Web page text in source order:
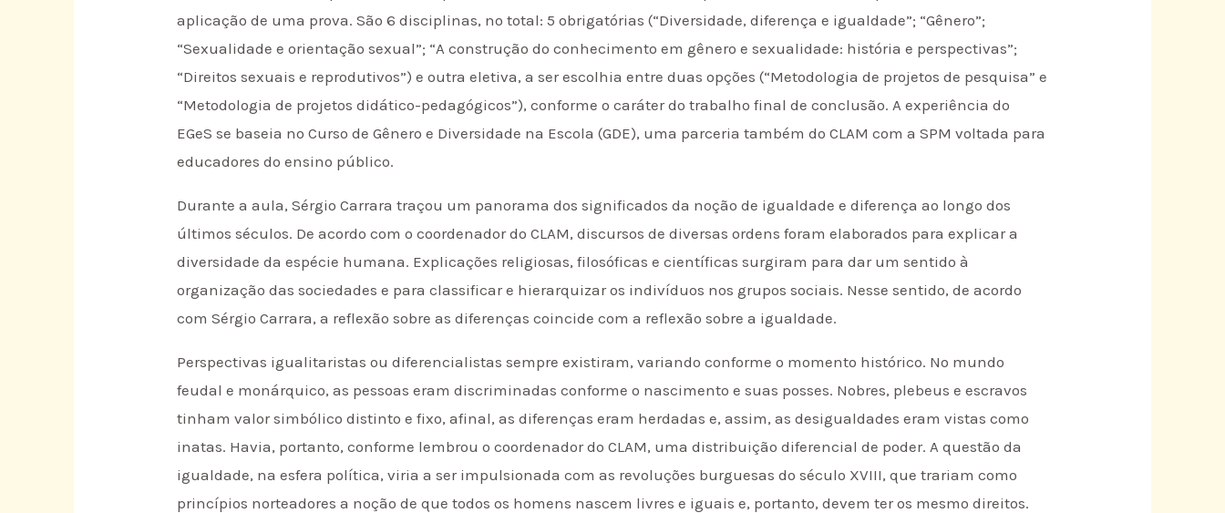
aplicação de uma prova. São 6 disciplinas, no total: 5 obrigatórias (“Diversidade, diferença e igualdade”; “Gênero”;
“Sexualidade e orientação sexual”; “A construção do conhecimento em gênero e sexualidade: história e perspectivas”;
“Direitos sexuais e reprodutivos”) e outra eletiva, a ser escolhia entre duas opções (“Metodologia de projetos de pesquisa” e
“Metodologia de projetos didático-pedagógicos”), conforme o caráter do trabalho final de conclusão. A experiência do
EGeS se baseia no Curso de Gênero e Diversidade na Escola (GDE), uma parceria também do CLAM com a SPM voltada para
educadores do ensino público.
Durante a aula, Sérgio Carrara traçou um panorama dos significados da noção de igualdade e diferença ao longo dos
últimos séculos. De acordo com o coordenador do CLAM, discursos de diversas ordens foram elaborados para explicar a
diversidade da espécie humana. Explicações religiosas, filosóficas e científicas surgiram para dar um sentido à
organização das sociedades e para classificar e hierarquizar os indivíduos nos grupos sociais. Nesse sentido, de acordo
com Sérgio Carrara, a reflexão sobre as diferenças coincide com a reflexão sobre a igualdade.
Perspectivas igualitaristas ou diferencialistas sempre existiram, variando conforme o momento histórico. No mundo
feudal e monárquico, as pessoas eram discriminadas conforme o nascimento e suas posses. Nobres, plebeus e escravos
tinham valor simbólico distinto e fixo, afinal, as diferenças eram herdadas e, assim, as desigualdades eram vistas como
inatas. Havia, portanto, conforme lembrou o coordenador do CLAM, uma distribuição diferencial de poder. A questão da
igualdade, na esfera política, viria a ser impulsionada com as revoluções burguesas do século XVIII, que trariam como
princípios norteadores a noção de que todos os homens nascem livres e iguais e, portanto, devem ter os mesmo direitos.